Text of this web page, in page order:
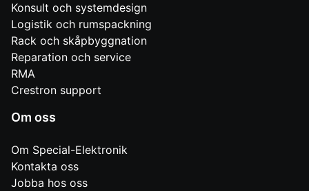
Konsult och systemdesign
Logistik och rumspackning
Rack och skåpbyggnation
Reparation och service
RMA
Crestron support
Om oss
Om Special-Elektronik
Kontakta oss
Jobba hos oss